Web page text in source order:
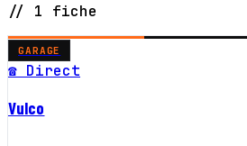
// 1 fiche
GARAGE
☎ Direct
Vulco